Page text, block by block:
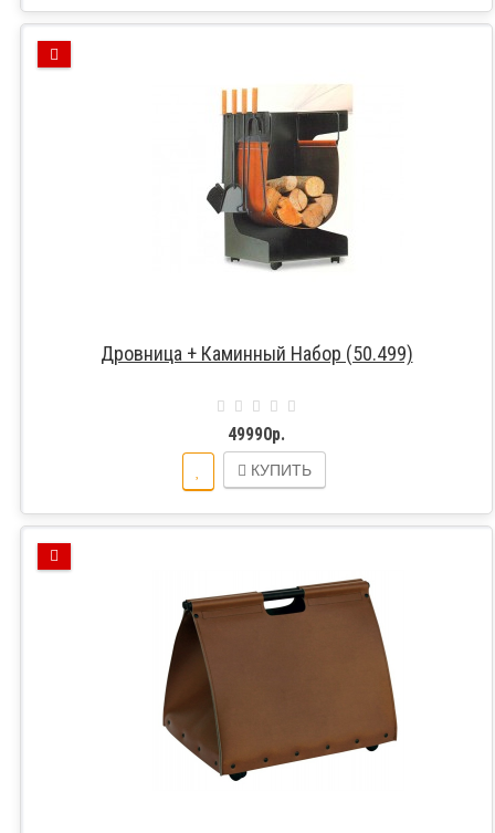
Дровница + Каминный Набор (50.499)
49990р.
КУПИТЬ